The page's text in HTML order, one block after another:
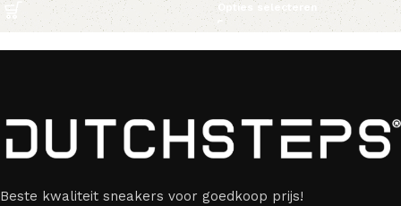
Opties selecteren
Beste kwaliteit sneakers voor goedkoop prijs!